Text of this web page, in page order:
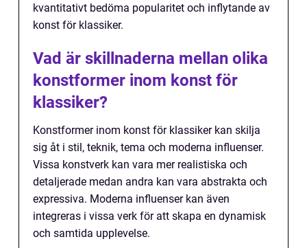
kvantitativt bedöma popularitet och inflytande av
konst för klassiker.
Vad är skillnaderna mellan olika
konstformer inom konst för
klassiker?
Konstformer inom konst för klassiker kan skilja
sig åt i stil, teknik, tema och moderna influenser.
Vissa konstverk kan vara mer realistiska och
detaljerade medan andra kan vara abstrakta och
expressiva. Moderna influenser kan även
integreras i vissa verk för att skapa en dynamisk
och samtida upplevelse.